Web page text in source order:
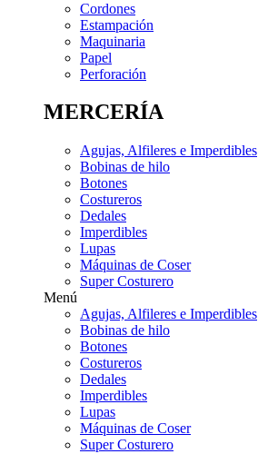
Cordones
Estampación
Maquinaria
Papel
Perforación
MERCERÍA
Agujas, Alfileres e Imperdibles
Bobinas de hilo
Botones
Costureros
Dedales
Imperdibles
Lupas
Máquinas de Coser
Super Costurero
Menú
Agujas, Alfileres e Imperdibles
Bobinas de hilo
Botones
Costureros
Dedales
Imperdibles
Lupas
Máquinas de Coser
Super Costurero